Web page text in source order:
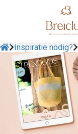
Inspiratie nodig?